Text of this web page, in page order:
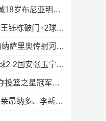
补时3球！玉昆4-3新鹏城18岁布尼亚明传射侯永永乌龙卡约绝杀
刺激！浙江3-2大连英博王钰栋破门+2球被吹毛伟杰世界波难救主
近4轮3负！泰山1-2河南纳萨里奥传射河南终结17年客场不胜泰山
联赛4连平！蓉城连追2球2-2国安张玉宁双响韦世豪助攻索罗金绝平
全明星：华盛顿神秘人夺投篮之星冠军！福德夺得三分大赛冠军！
德比复仇！海港2-0申花莱昂纳多、李新翔破门海港排名反超申花